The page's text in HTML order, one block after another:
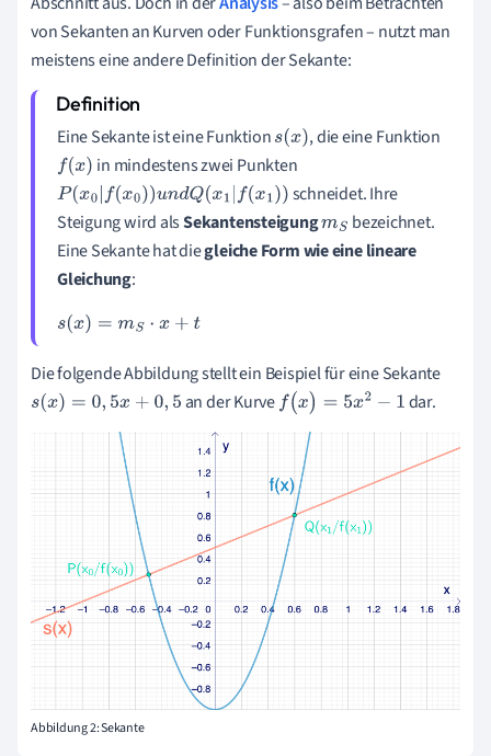
von Sekanten an Kurven oder Funktionsgrafen – nutzt man
meistens eine andere Definition der Sekante:
Eine Sekante ist eine Funktions(x) , die eine Funktion
f(x)
in mindestens zwei Punkten
P(x0|f( x0))undQ(x1|f(x1))
schneidet. Ihre
Steigung wird alsSekantensteigungmS bezeichnet.
Eine Sekante hat diegleiche Form wie eine lineare
Gleichung:
s(x)=mS ·x+t
Die folgende Abbildung stellt ein Beispiel für eine Sekante
s(x)=0,5 x+0 ,5 an der Kurvef(x)=5 x2- 1 dar.
Abbildung 2: Sekante